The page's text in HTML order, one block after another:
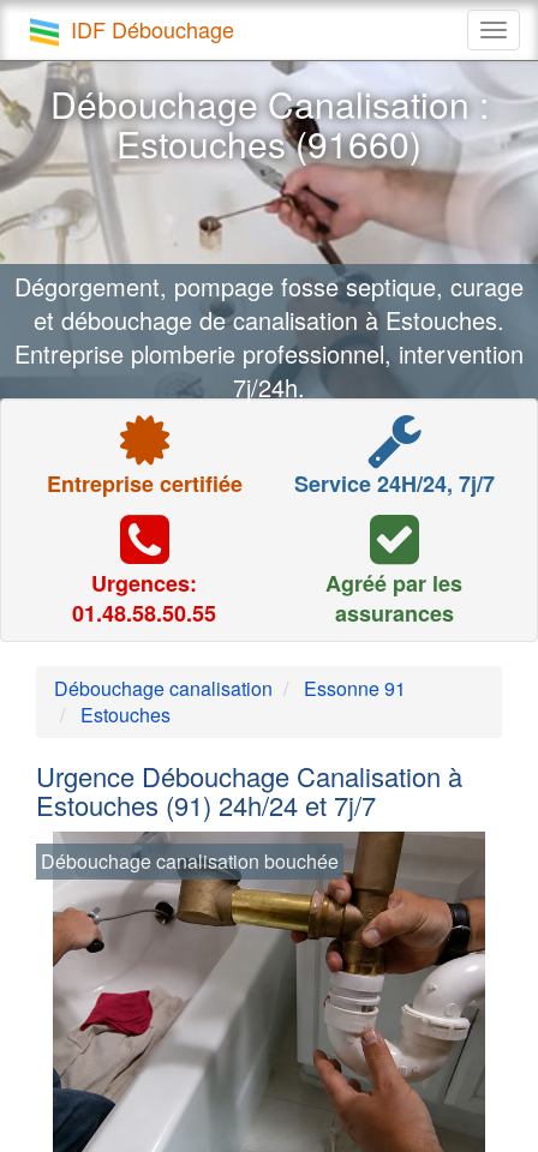
IDF Débouchage
Débouchage Canalisation :
Estouches (91660)
Dégorgement, pompage fosse septique, curage
et débouchage de canalisation à Estouches.
Entreprise plomberie professionnel, intervention
7j/24h.
Entreprise certifiée Service 24H/24, 7j/7
Urgences:
01.48.58.50.55
Agréé par les
assurances
Débouchage canalisation
Essonne 91
Estouches
Urgence Débouchage Canalisation à
Estouches (91) 24h/24 et 7j/7
Débouchage canalisation bouchée